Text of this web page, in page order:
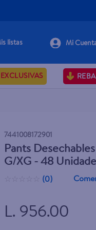
listas
7441008172901
Pants
G/XG - 48
(0)
L. 956.00